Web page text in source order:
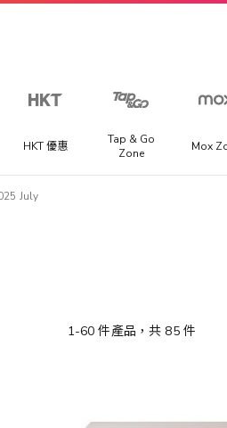
HKT 優惠
Tap & Go
Zone
Mox
July
1-60 件產品，共 85件